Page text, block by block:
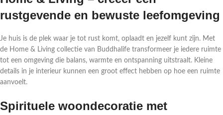
rustgevende en bewuste leefomgeving
Je huis is de plek waar je tot rust komt, oplaadt en jezelf kunt zijn. Met
de Home & Living collectie van Buddhalife transformeer je iedere ruimte
tot een omgeving die balans, warmte en ontspanning uitstraalt. Kleine
details in je interieur kunnen een groot effect hebben op hoe een ruimte
aanvoelt.
Spirituele woondecoratie met